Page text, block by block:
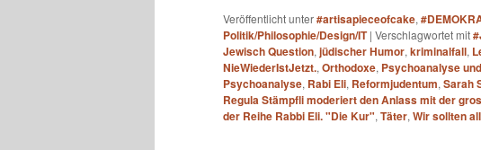
Veröffentlicht unter#artisapieceofcake,
Politik/Philosophie/Design/IT | Verschlagwortet mit
Jewisch Question, jüdischer Humor, kriminalfall,
NieWiederIstJetzt., Orthodoxe, Psychoanalyse
Psychoanalyse, Rabi Eli, Reformjudentum, Sarah
Regula Stämpfli moderiert den Anlass mit der
der Reihe Rabbi Eli. "Die Kur", Täter, Wir sollten